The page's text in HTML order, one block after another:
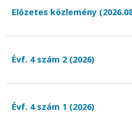
Előzetes közlemény
Évf. 4 szám 2 (2026)
Évf. 4 szám 1 (2026)